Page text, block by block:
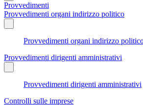
Provvedimenti
Provvedimenti organi indirizzo politico
Provvedimenti organi indirizzo
Provvedimenti dirigenti amministrativi
Provvedimenti dirigenti amministrativi
Controlli sulle imprese